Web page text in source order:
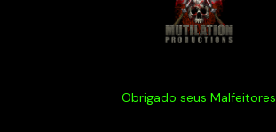
Obrigado seus Malfeitores